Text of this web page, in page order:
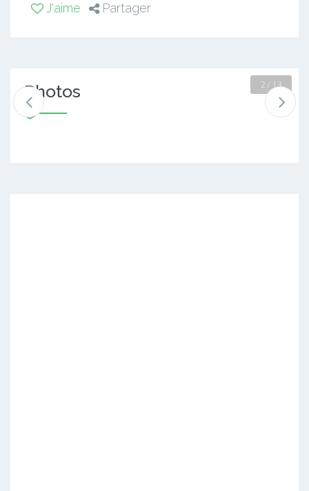
J'aime Partager
Photos 2 / 13